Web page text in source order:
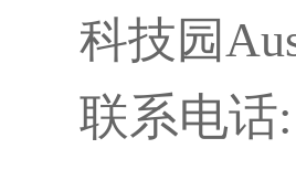
一届主
所组办
科技园
联系电话